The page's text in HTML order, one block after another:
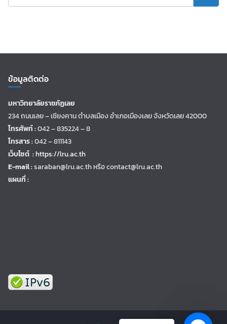
ข้อมูลติดต่อ
มหาวิทยาลัยราชภัฏเลย
234 ถนนเลย – เชียงคาน ตำบลเมือง อำเภอเมืองเลย จังหวัดเลย 42000
โทรศัพท์ :042 – 835224 – 8
โทรสาร :042 – 811143
เว็บไซต์ :https://lru.ac.th
E-mail :saraban@lru.ac.thหรือ contact@lru.ac.th
แผนที่ :